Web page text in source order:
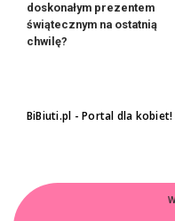
doskonałym prezentem
świątecznym na ostatnią
chwilę?
BiBiuti.pl - Portal dla kobiet!